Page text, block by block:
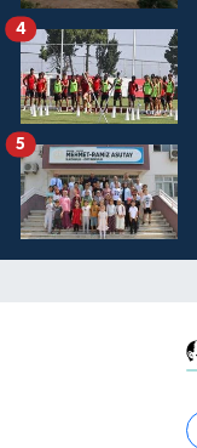
4
5